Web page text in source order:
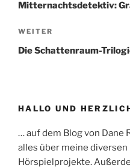
Mitternachtsdetektiv:
Nächster
Beitrag
WEITER
Die Schattenraum-
HALLO UND
… auf dem Blog von Dane
alles über meine diversen
Hörspielprojekte.